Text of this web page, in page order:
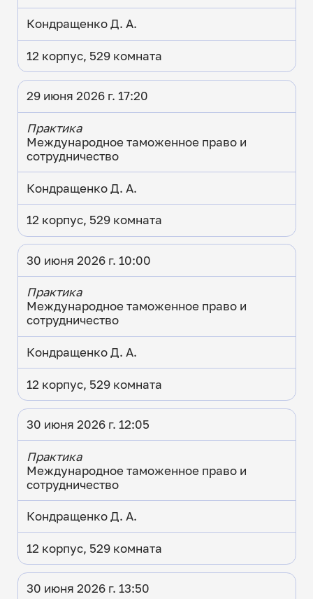
Кондращенко Д. А.
12 корпус, 529 комната
29 июня 2026 г. 17:20
Практика
Международное таможенное право и
сотрудничество
Кондращенко Д. А.
12 корпус, 529 комната
30 июня 2026 г. 10:00
Практика
Международное таможенное право и
сотрудничество
Кондращенко Д. А.
12 корпус, 529 комната
30 июня 2026 г. 12:05
Практика
Международное таможенное право и
сотрудничество
Кондращенко Д. А.
12 корпус, 529 комната
30 июня 2026 г. 13:50